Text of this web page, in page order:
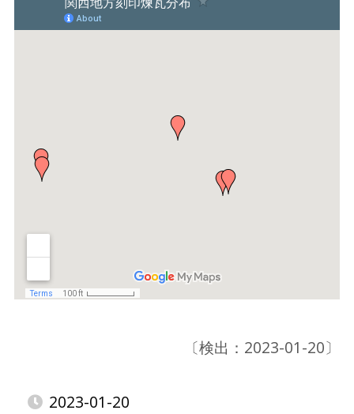
〔検出：2023-01-20〕
2023-01-20